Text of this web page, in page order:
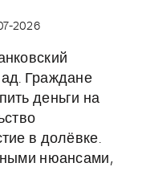
2026
Граждане
деньги на
в долёвке.
нюансами,